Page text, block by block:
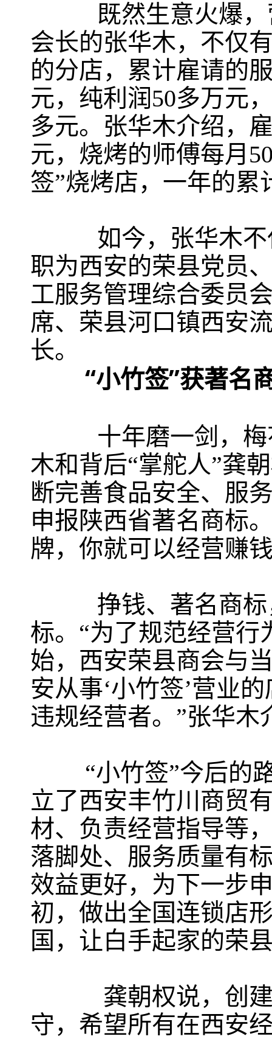
既然生意火爆，营
会长的张华木，不仅
的分店，累计雇请的
元，纯利润50多万元
多元。张华木介绍，
元，烧烤的师傅每月
签”烧烤店，一年的累
如今，张华木不仅
职为西安的荣县党员
工服务管理综合委员
席、荣县河口镇西安
长。
“小竹签”获著名
十年磨一剑，梅花
木和背后“掌舵人”龚
断完善食品安全、服
申报陕西省著名商标
牌，你就可以经营赚
挣钱、著名商标，
标。“为了规范经营行
始，西安荣县商会与
安从事‘小竹签’营业
违规经营者。”张华木
“小竹签”今后的路
立了西安丰竹川商贸
材、负责经营指导等
落脚处、服务质量有
效益更好，为下一步
初，做出全国连锁店
国，让白手起家的荣
龚朝权说，创建品
守，希望所有在西安